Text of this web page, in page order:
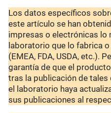
Los datos específicos
este artículo se han
impresas o electrónicas lo
laboratorio que lo fabrica
(EMEA, FDA, USDA, etc.).
garantía de que el
tras la publicación de tales
el laboratorio haya
sus publicaciones al